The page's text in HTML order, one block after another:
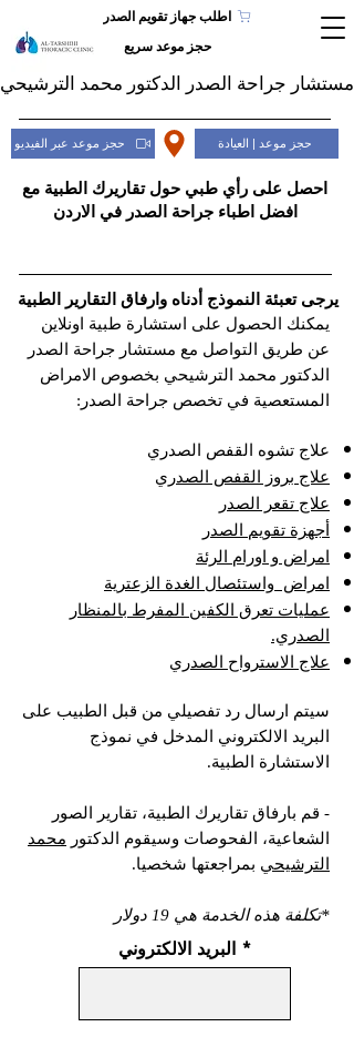
اطلب جهاز تقويم الصدر
مستشار جراحة الصدر الدكتور محمد الترشيحي
حجز موعد سريع
حجز موعد | العيادة حجز موعد عبر الفيديو
احصل على رأي طبي حول تقاريرك الطبية مع
افضل اطباء جراحة الصدر في الاردن
يرجى تعبئة النموذج أدناه وارفاق التقارير الطبية
البريد الالكتروني
يمكنك الحصول على استشارة طبية اونلاين
عن طريق التواصل مع مستشار جراحة الصدر
الدكتور محمد الترشيحي بخصوص الامراض
المستعصية في تخصص جراحة الصدر:
علاج تشوه القفص الصدري
علاج بروز القفص الصدري
علاج تقعر الصدر
أجهزة تقويم الصدر
امراض و اورام الرئة
امراض واستئصال الغدة الزعترية
عمليات تعرق الكفين المفرط بالمنظار
الصدري.
علاج الاسترواح الصدري
سيتم ارسال رد تفصيلي من قبل الطبيب على
البريد الالكتروني المدخل في نموذج
الاستشارة الطبية.
- قم بارفاق تقاريرك الطبية، تقارير الصور
الشعاعية، الفحوصات وسيقوم الدكتور محمد
الترشيحي بمراجعتها شخصيا.
*تكلفة هذه الخدمة هي 19 دولار